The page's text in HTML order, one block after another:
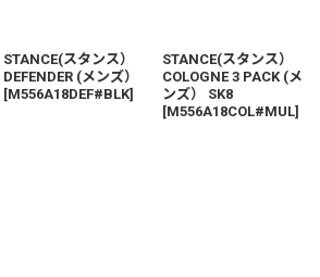
STANCE(スタンス）
DEFENDER (メンズ）
[M556A18DEF#BLK]
STANCE(スタンス）
COLOGNE 3 PACK (メ
ンズ） SK8
[M556A18COL#MUL]